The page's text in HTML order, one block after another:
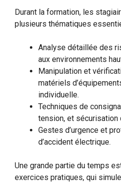
Durant la formation, les
plusieurs thématiques
Analyse détaillée des
aux environnements
Manipulation et
matériels
individuelle.
Techniques de
tension, et sécurisation
Gestes d’urgence et
d’accident électrique.
Une grande partie du temps
exercices pratiques, qui